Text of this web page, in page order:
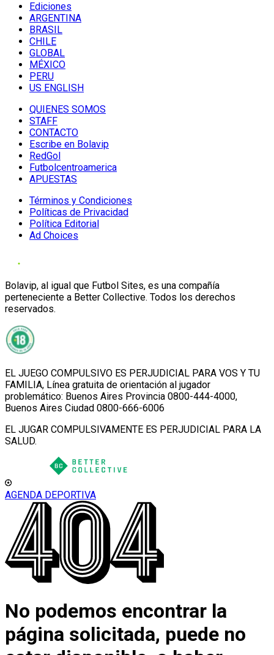
Ediciones
ARGENTINA
BRASIL
CHILE
GLOBAL
MÉXICO
PERU
US ENGLISH
QUIENES SOMOS
STAFF
CONTACTO
Escribe en Bolavip
RedGol
Futbolcentroamerica
APUESTAS
Términos y Condiciones
Políticas de Privacidad
Política Editorial
Ad Choices
Bolavip, al igual que Futbol Sites, es una compañía
perteneciente a Better Collective. Todos los derechos
reservados.
EL JUEGO COMPULSIVO ES PERJUDICIAL PARA VOS Y TU
FAMILIA, Línea gratuita de orientación al jugador
problemático: Buenos Aires Provincia 0800-444-4000,
Buenos Aires Ciudad 0800-666-6006
EL JUGAR COMPULSIVAMENTE ES PERJUDICIAL PARA LA
SALUD.
AGENDA DEPORTIVA
No podemos encontrar la
página solicitada, puede no